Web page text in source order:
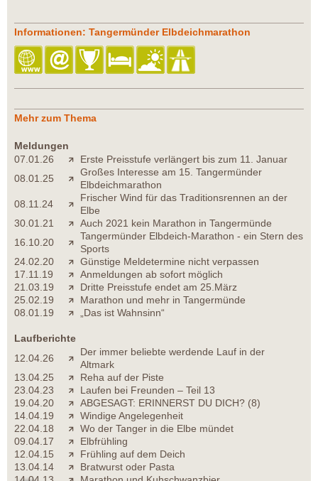
Informationen: Tangermünder Elbdeichmarathon
Mehr zum Thema
Meldungen
07.01.26
Erste Preisstufe verlängert bis zum 11. Januar
08.01.25
Großes Interesse am 15. Tangermünder
Elbdeichmarathon
08.11.24
Frischer Wind für das Traditionsrennen an der
Elbe
30.01.21
Auch 2021 kein Marathon in Tangermünde
16.10.20
Tangermünder Elbdeich-Marathon - ein Stern des
Sports
24.02.20
Günstige Meldetermine nicht verpassen
17.11.19
Anmeldungen ab sofort möglich
21.03.19
Dritte Preisstufe endet am 25.März
25.02.19
Marathon und mehr in Tangermünde
08.01.19
„Das ist Wahnsinn“
Laufberichte
12.04.26
Der immer beliebte werdende Lauf in der
Altmark
13.04.25
Reha auf der Piste
23.04.23
Laufen bei Freunden – Teil 13
19.04.20
ABGESAGT: ERINNERST DU DICH? (8)
14.04.19
Windige Angelegenheit
22.04.18
Wo der Tanger in die Elbe mündet
09.04.17
Elbfrühling
12.04.15
Frühling auf dem Deich
13.04.14
Bratwurst oder Pasta